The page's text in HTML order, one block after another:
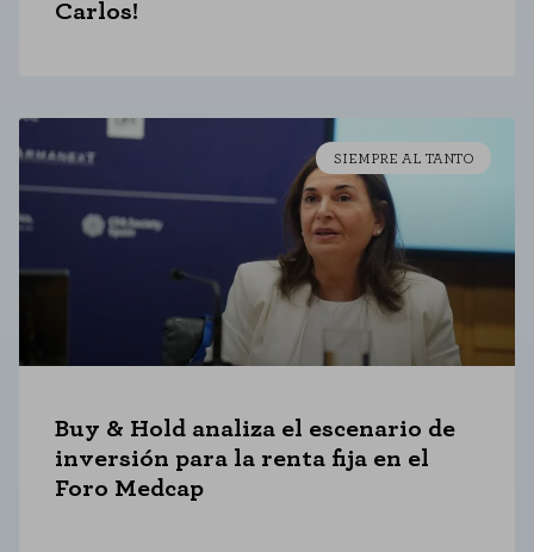
Carlos!
SIEMPRE AL TANTO
Buy & Hold analiza el escenario de
inversión para la renta fija en el
Foro Medcap
agregada y, por lo tanto, es anónima.
GUARDAR CONFIGURACIÓN
Puedes volver a configurar tus cookies desde la sección "Configuración de
cookies" al pie de la página. También puedes consultar nuestrapolítica de cookies